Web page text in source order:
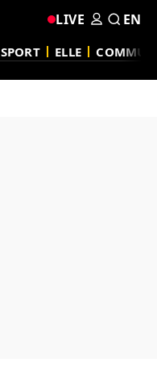
SPORT ELLE
LIVE EN